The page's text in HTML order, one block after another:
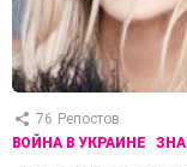
76 Репостов
ВОЙНА В УКРАИНЕ